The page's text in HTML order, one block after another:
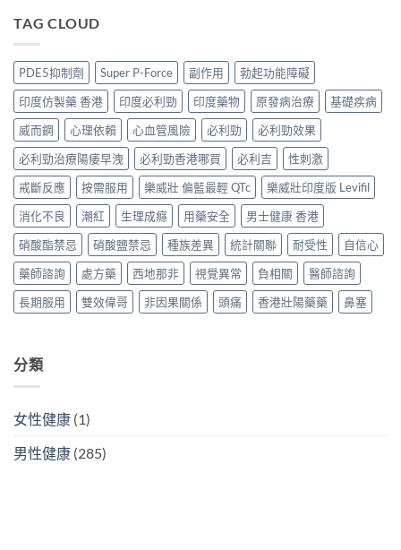
對
中
略：
付
款
點
揀
3
招
辨
別
真
假〉
中
2026
效
果
與
購
攻
略〉
中
P
邊
度
買
正
貨？
2026
雙
效
偉
哥
價
錢、
效
果
與
購
買
勁
版
POXET-
60
香
港
邊
度
買
正
貨？
2026
價
錢、
效
果
與
購
TAG CLOUD
PDE5抑制劑 Super P-Force 副作用
勃起功能障礙
印度仿製藥 香港
印度必利勁 印度藥物 原發病治療
基礎疾病
威而鋼
心理依賴 心血管風險 必利勁
必利勁效果
必利勁治療陽痿早洩
必利勁香港哪買 必利吉
性刺激
戒斷反應
按需服用 樂威壯 偏藍最輕 QTc
樂威壯印度版 Levifil
消化不良
潮紅 生理成癮 用藥安全
男士健康 香港
硝酸酯禁忌
硝酸鹽禁忌 種族差異 統計關聯 耐受性
自信心
藥師諮詢
處方藥 西地那非 視覺異常 負相關
醫師諮詢
長期服用
雙效偉哥 非因果關係 頭痛 香港壯陽藥藥 鼻塞
分類
女性健康 (1)
男性健康 (285)